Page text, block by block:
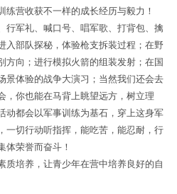
练营收获不一样的成长经历与毅力！
军礼、喊口号、唱军歌、打背包、擒
入部队探秘，体验枪支拆装过程；在野
方向；进行模拟火箭的组装发射；在国
景体验的战争大演习；当然我们还会去
，你也能在马背上眺望远方，树立理
动都会以军事训练为基石，穿上这身军
一切行动听指挥，能吃苦，能忍耐，行
体荣誉而奋斗！
培养，让青少年在营中培养良好的自